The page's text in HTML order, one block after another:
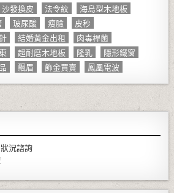
沙發換皮 法令紋
海島型木地板
玻尿酸 瘦臉
皮秒
結婚黃金出租
肉毒桿菌
超耐磨木地板 隆乳
隱形鐵窗
飄眉 飾金買賣 鳳凰電波
況諮詢